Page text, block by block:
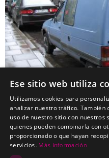
CITROEN
Kits electricos económicos
Ese sitio web utiliza
Utilizamos cookies para
analizar nuestro tráfico. También
uso de nuestro sitio con nuestros
quienes pueden combinarla con
proporcionado o que hayan
servicios. Más información